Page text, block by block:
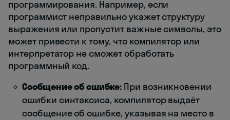
программирования. Например, если
программист неправильно укажет структуру
выражения или пропустит важные символы, это
может привести к тому, что компилятор или
интерпретатор не сможет обработать
программный код.
Сообщение об ошибке: При возникновении
ошибки синтаксиса, компилятор выдаёт
сообщение об ошибке, указывая на место в